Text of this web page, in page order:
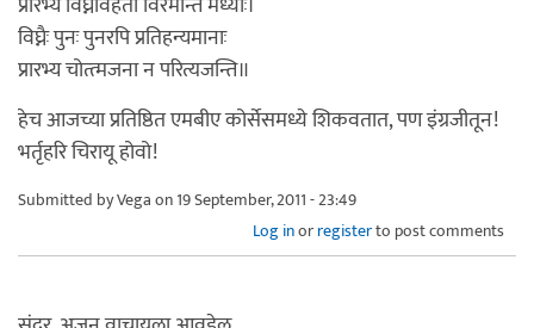
विघ्नैः पुनः पुनरपि प्रतिहन्यमानाः
प्रारभ्य चोत्त्मजना न परित्यजन्ति॥
हेच आजच्या प्रतिष्ठित एमबीए कोर्सेसमध्ये शिकवतात, पण इंग्रजीतून!
भर्तृहरि चिरायू होवो!
Submitted byVegaon 19 September, 2011 - 23:49
Log inorregisterto post comments